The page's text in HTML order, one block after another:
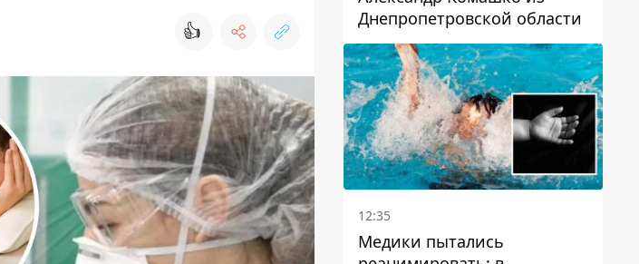
👍
Днепропетровской области
12:35
Медики пытались